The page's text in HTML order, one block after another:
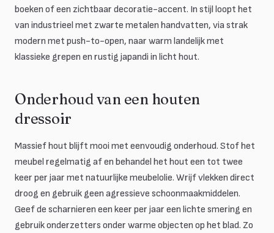
boeken of een zichtbaar decoratie-accent. In stijl loopt het
van industrieel met zwarte metalen handvatten, via strak
modern met push-to-open, naar warm landelijk met
klassieke grepen en rustig japandi in licht hout.
Onderhoud van een houten
dressoir
Massief hout blijft mooi met eenvoudig onderhoud. Stof het
meubel regelmatig af en behandel het hout een tot twee
keer per jaar met natuurlijke meubelolie. Wrijf vlekken direct
droog en gebruik geen agressieve schoonmaakmiddelen.
Geef de scharnieren een keer per jaar een lichte smering en
gebruik onderzetters onder warme objecten op het blad. Zo